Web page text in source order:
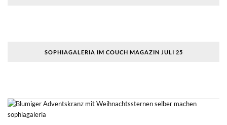
SOPHIAGALERIA IM COUCH MAGAZIN JULI 25